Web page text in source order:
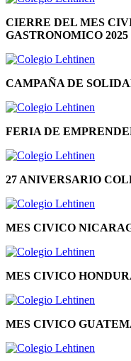
CIERRE DEL MES
GASTRONOMICO 2025
CAMPAÑA DE
FERIA DE
27 ANIVERSARIO
MES CIVICO
MES CIVICO
MES CIVICO